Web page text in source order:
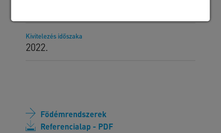
Kivitelezés időszaka
2022.
Födémrendszerek
Referencialap - PDF